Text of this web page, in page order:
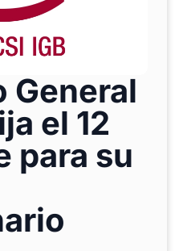
General
el 12
para su